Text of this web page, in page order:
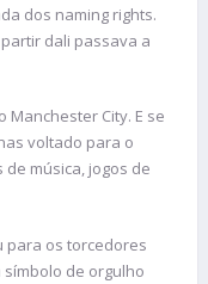
dos naming rights.
dali passava a
City. E se
voltado para o
música, jogos de
para os torcedores
de orgulho